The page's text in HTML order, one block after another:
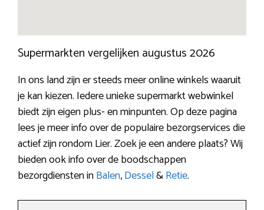
Supermarkten vergelijken augustus 2026
In ons land zijn er steeds meer online winkels waaruit
je kan kiezen. Iedere unieke supermarkt webwinkel
biedt zijn eigen plus- en minpunten. Op deze pagina
lees je meer info over de populaire bezorgservices die
actief zijn rondom Lier. Zoek je een andere plaats? Wij
bieden ook info over de boodschappen
bezorgdiensten inBalen,Dessel&Retie.